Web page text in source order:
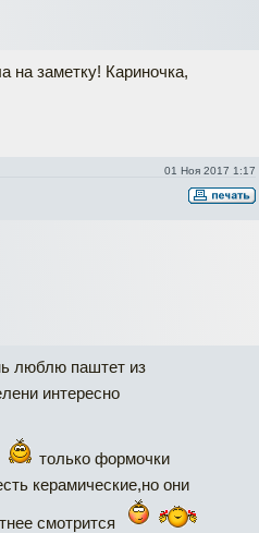
на заметку! Кариночка,
01 Ноя 2017 1:17
люблю паштет из
интересно
только формочки
керамические,но они
смотрится